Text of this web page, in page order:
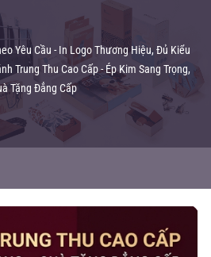
Yêu Cầu - In Logo Thương Hiệu, Đủ Kiểu
Trung Thu Cao Cấp - Ép Kim Sang Trọng,
Tặng Đẳng Cấp